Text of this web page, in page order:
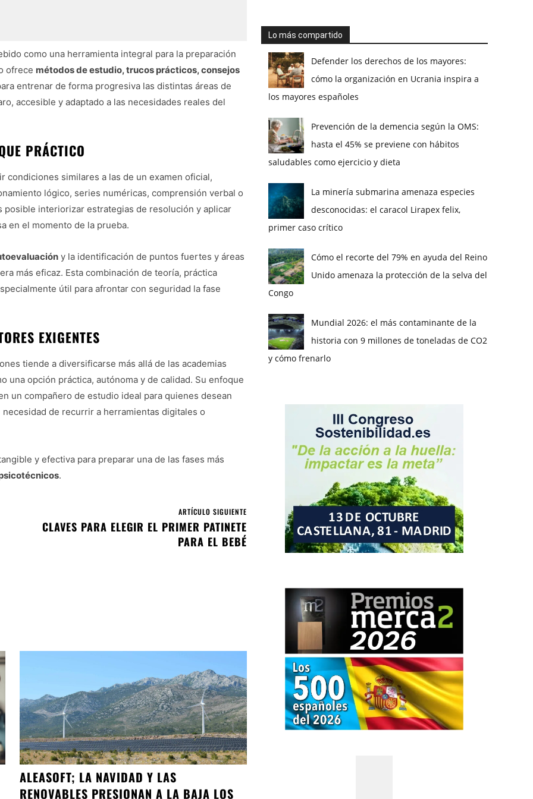
como una herramienta integral para la preparación
ofrece métodos de estudio, trucos prácticos, consejos
entrenar de forma progresiva las distintas áreas de
accesible y adaptado a las necesidades reales del
PRÁCTICO
similares a las de un examen oficial,
lógico, series numéricas, comprensión verbal o
interiorizar estrategias de resolución y aplicar
en el momento de la prueba.
y la identificación de puntos fuertes y áreas
más eficaz. Esta combinación de teoría, práctica
útil para afrontar con seguridad la fase
EXIGENTES
tiende a diversificarse más allá de las academias
una opción práctica, autónoma y de calidad. Su enfoque
un compañero de estudio ideal para quienes desean
de recurrir a herramientas digitales o
y efectiva para preparar una de las fases más
.
ARTÍCULO SIGUIENTE
CLAVES PARA ELEGIR EL PRIMER PATINETE
PARA EL BEBÉ
ALEASOFT; LA NAVIDAD Y LAS
RENOVABLES PRESIONAN A LA BAJA LOS
Lo más compartido
Defender los derechos de los mayores:
cómo la organización en Ucrania inspira a
los mayores españoles
Prevención de la demencia según la OMS:
hasta el 45% se previene con hábitos
saludables como ejercicio y dieta
La minería submarina amenaza especies
desconocidas: el caracol Lirapex felix,
primer caso crítico
Cómo el recorte del 79% en ayuda del Reino
Unido amenaza la protección de la selva del
Congo
Mundial 2026: el más contaminante de la
historia con 9 millones de toneladas de CO2
y cómo frenarlo